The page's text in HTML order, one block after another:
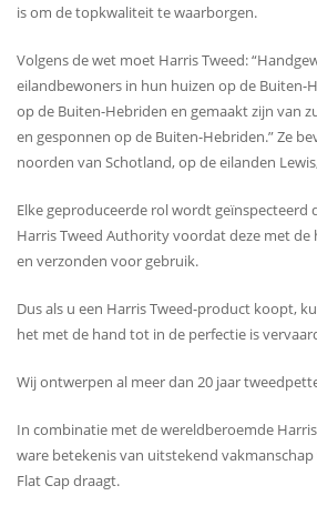
is om de topkwaliteit te waarborgen.
Volgens de wet moet Harris Tweed:
eilandbewoners in hun huizen op de Buiten-
op de Buiten-Hebriden en gemaakt zijn van
en gesponnen op de Buiten-Hebriden.” Ze
noorden van Schotland, op de eilanden
Elke geproduceerde rol wordt geïnspecteerd
Harris Tweed Authority voordat deze met
en verzonden voor gebruik.
Dus als u een Harris Tweed-product koopt,
het met de hand tot in de perfectie is
Wij ontwerpen al meer dan 20 jaar
In combinatie met de wereldberoemde
ware betekenis van uitstekend
Flat Cap draagt.